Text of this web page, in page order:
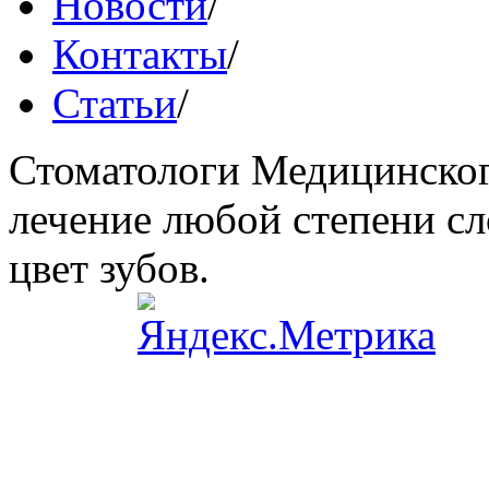
Контакты/
Статьи/
Стоматологи
лечение любой степени
цвет зубов.